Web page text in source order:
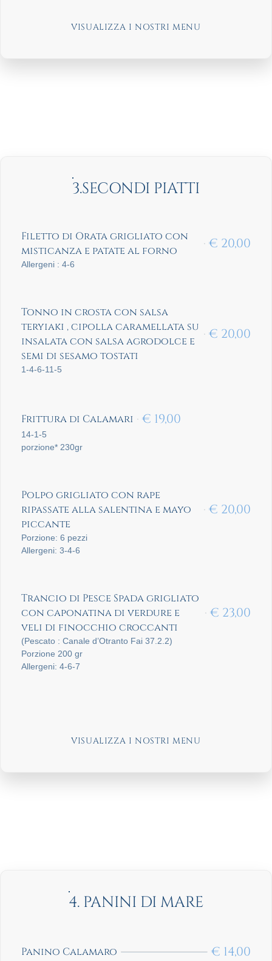
VISUALIZZA I NOSTRI MENU
3.SECONDI PIATTI
Filetto di Orata grigliato con
misticanza e patate al forno
€ 20,00
Allergeni : 4-6
Tonno in crosta con salsa
teryiaki , cipolla caramellata su
insalata con salsa agrodolce e
semi di sesamo tostati
€ 20,00
1-4-6-11-5
Frittura di Calamari € 19,00
14-1-5
porzione* 230gr
Polpo grigliato con rape
ripassate alla salentina e mayo
piccante
€ 20,00
Porzione: 6 pezzi
Allergeni: 3-4-6
Trancio di Pesce Spada grigliato
con caponatina di verdure e
veli di finocchio croccanti
€ 23,00
(Pescato : Canale d’Otranto Fai 37.2.2)
Porzione 200 gr
Allergeni: 4-6-7
VISUALIZZA I NOSTRI MENU
4. PANINI DI MARE
Panino Calamaro € 14,00